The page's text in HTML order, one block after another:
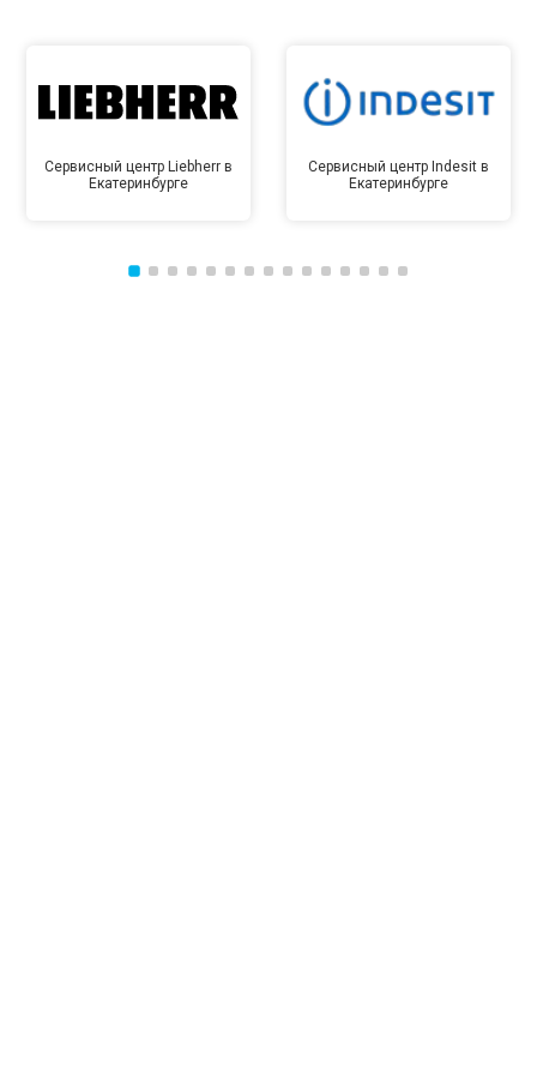
Сервисный центр Liebherr в
Екатеринбурге
Сервисный центр Indesit в
Екатеринбурге